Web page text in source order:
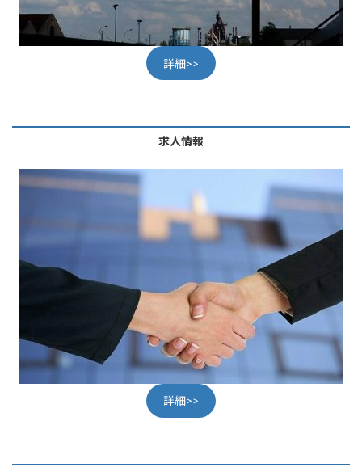
詳細>>
求人情報
詳細>>